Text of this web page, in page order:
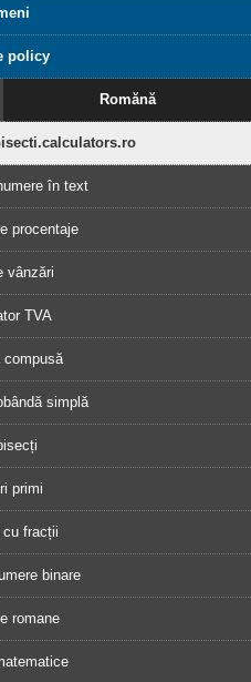
policy
Romănă
în text
procentaje
vânzări
TVA
compusă
simplă
primi
cu fracții
binare
romane